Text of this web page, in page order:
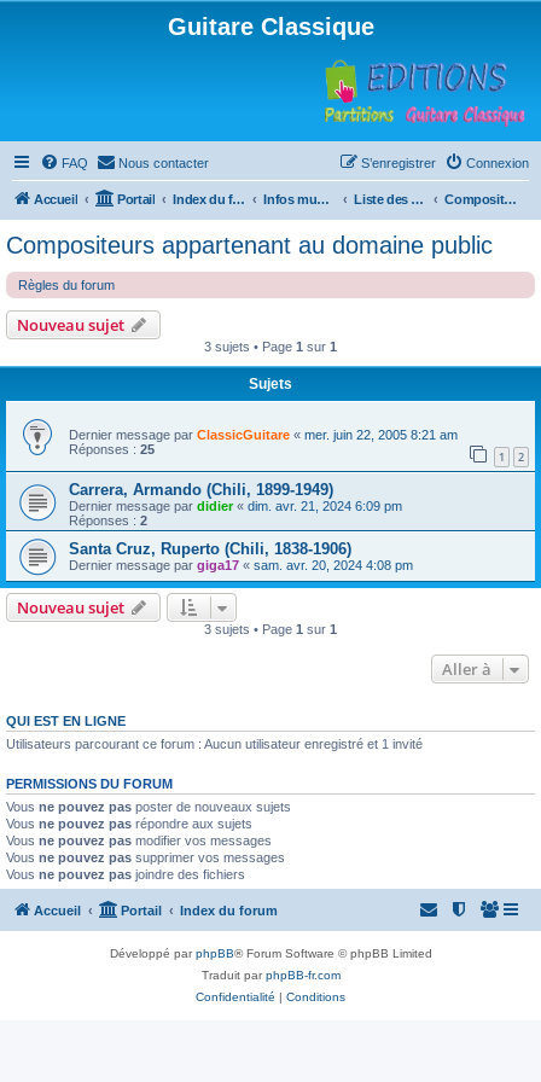
Guitare Classique
FAQ Nous contacter Connexion
S’enregistrer
Accueil Portail Index du forum Infos musicales Liste des compositeurs de musique pour guitare Compositeurs appartenant au domaine public
Compositeurs appartenant au domaine public
Règles du forum
Nouveau sujet
3 sujets • Page 1 sur 1
Sujets
Dernier message par ClassicGuitare « mer. juin 22, 2005 8:21 am
Réponses : 25 1 2
Carrera, Armando (Chili, 1899-1949)
Dernier message par didier« dim. avr. 21, 2024 6:09 pm
Réponses : 2
Santa Cruz, Ruperto (Chili, 1838-1906)
Dernier message par giga17 « sam. avr. 20, 2024 4:08 pm
Nouveau sujet
3 sujets • Page 1 sur 1
Aller à
QUI EST EN LIGNE
Utilisateurs parcourant ce forum : Aucun utilisateur enregistré et 1 invité
PERMISSIONS DU FORUM
Vous ne pouvez pas poster de nouveaux sujets
Vous ne pouvez pas répondre aux sujets
Vous ne pouvez pas modifier vos messages
Vous ne pouvez pas supprimer vos messages
Vous ne pouvez pas joindre des fichiers
Accueil Portail Index du forum
Développé parphpBB® Forum Software © phpBB Limited
Traduit parphpBB-fr.com
Confidentialité | Conditions